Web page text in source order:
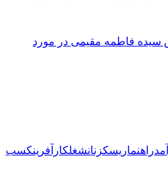
سیده فاطمه مقیمی در مورد
راهنماریسکزنانشغلکارآفرینکسب